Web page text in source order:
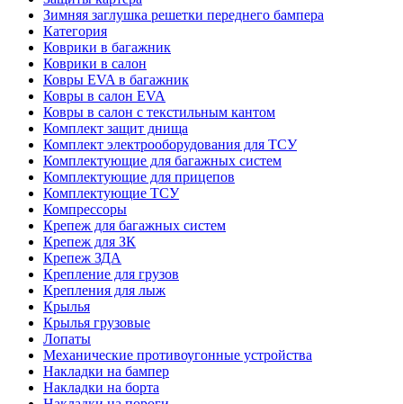
Зимняя заглушка решетки переднего бампера
Категория
Коврики в багажник
Коврики в салон
Ковры EVA в багажник
Ковры в салон EVA
Ковры в салон с текстильным кантом
Комплект защит днища
Комплект электрооборудования для ТСУ
Комплектующие для багажных систем
Комплектующие для прицепов
Комплектующие ТСУ
Компрессоры
Крепеж для багажных систем
Крепеж для ЗК
Крепеж ЗДА
Крепление для грузов
Крепления для лыж
Крылья
Крылья грузовые
Лопаты
Механические противоугонные устройства
Накладки на бампер
Накладки на борта